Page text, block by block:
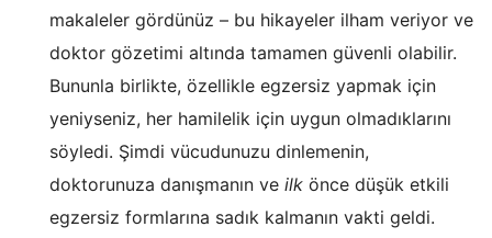
makaleler gördünüz – bu hikayeler ilham veriyor ve
doktor gözetimi altında tamamen güvenli olabilir.
Bununla birlikte, özellikle egzersiz yapmak için
yeniyseniz, her hamilelik için uygun olmadıklarını
söyledi. Şimdi vücudunuzu dinlemenin,
doktorunuza danışmanın ve ilk önce düşük etkili
egzersiz formlarına sadık kalmanın vakti geldi.